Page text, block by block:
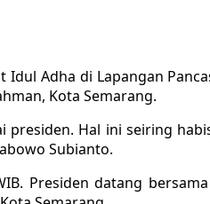
Adha di Lapangan
Kota Semarang.
Hal ini seiring
Subianto.
Presiden datang